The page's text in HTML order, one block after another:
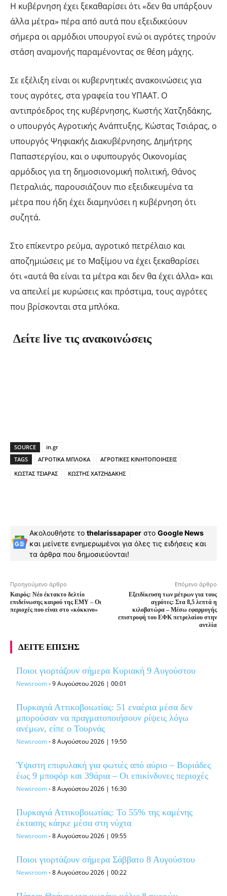
Η κυβέρνηση έχει ξεκαθαρίσει ότι «δεν θα υπάρξουν
άλλα μέτρα» πέρα από αυτά που εξειδικεύουν
σήμερα οι αρμόδιοι υπουργοί ενώ οι αγρότες τηρούν
στάση αναμονής παραμένοντας σε θέση μάχης.
Σε εξέλιξη είναι οι κυβερνητικές ανακοινώσεις για
τους αγρότες, στα γραφεία του ΥΠΑΑΤ. Ο
αντιπρόεδρος της κυβέρνησης, Κωστής Χατζηδάκης,
ο υπουργός Αγροτικής Ανάπτυξης, Κώστας Τσιάρας, ο
υπουργός Ψηφιακής Διακυβέρνησης, Δημήτρης
Παπαστεργίου, και ο υφυπουργός Οικονομίας
αρμόδιος για τη δημοσιονομική πολιτική, Θάνος
Πετραλιάς, παρουσιάζουν πιο εξειδικευμένα τα
μέτρα που ήδη έχει διαμηνύσει η κυβέρνηση ότι
συζητά.
Στο επίκεντρο ρεύμα, αγροτικό πετρέλαιο και
αποζημιώσεις με το Μαξίμου να έχει ξεκαθαρίσει
ότι «αυτά θα είναι τα μέτρα και δεν θα έχει άλλα» και
να απειλεί με κυρώσεις και πρόστιμα, τους αγρότες
που βρίσκονται στα μπλόκα.
Δείτε live τις ανακοινώσεις
SOURCE
in.gr
TAGS
ΑΓΡΟΤΙΚΑ ΜΠΛΟΚΑ
ΑΓΡΟΤΙΚΕΣ ΚΙΝΗΤΟΠΟΙΗΣΕΙΣ
ΚΩΣΤΑΣ ΤΣΙΑΡΑΣ
ΚΩΣΤΗΣ ΧΑΤΖΗΔΑΚΗΣ
Ακολουθήστε το thelarissapaper στο Google News
και μείνετε ενημερωμένοι για όλες τις ειδήσεις και
τα άρθρα που δημοσιεύονται!
Προηγούμενο άρθρο
Καιρός: Νέο έκτακτο δελτίο
επιδείνωσης καιρού της ΕΜΥ – Οι
περιοχές που είναι στο «κόκκινο»
Επόμενο άρθρο
Εξειδίκευση των μέτρων για τους
αγρότες: Στα 8,5 λεπτά η
κιλοβατώρα – Μέσω εφαρμογής
επιστροφή του ΕΦΚ πετρελαίου στην
αντλία
ΔΕΙΤΕ ΕΠΙΣΗΣ
Ποιοι γιορτάζουν σήμερα Κυριακή 9 Αυγούστου
Newsroom-9 Αυγούστου 2026 | 00:01
Πυρκαγιά Αττικοβοιωτίας: 51 εναέρια μέσα δεν
μπορούσαν να πραγματοποιήσουν ρίψεις λόγω
ανέμων, είπε ο Τουρνάς
Newsroom-8 Αυγούστου 2026 | 19:50
Ύψιστη επιφυλακή για φωτιές από αύριο – Βοριάδες
έως 9 μποφόρ και 39άρια – Οι επικίνδυνες περιοχές
Newsroom-8 Αυγούστου 2026 | 16:30
Πυρκαγιά Αττικοβοιωτίας: Το 55% της καμένης
έκτασης κάηκε μέσα στη νύχτα
Newsroom-8 Αυγούστου 2026 | 09:55
Ποιοι γιορτάζουν σήμερα Σάββατο 8 Αυγούστου
Newsroom-8 Αυγούστου 2026 | 00:22